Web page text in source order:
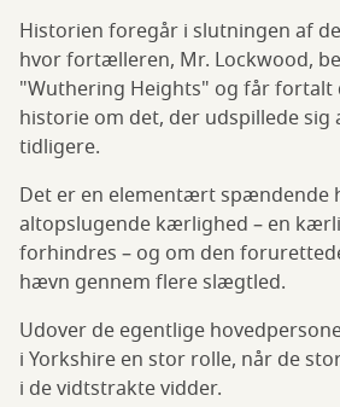
Historien foregår i slutningen af
hvor fortælleren, Mr. Lockwood,
"Wuthering Heights" og får fortalt
historie om det, der udspillede sig
tidligere.
Det er en elementært spændende
altopslugende kærlighed – en
forhindres – og om den
hævn gennem flere slægtled.
Udover de egentlige
i Yorkshire en stor rolle, når de
i de vidtstrakte vidder.